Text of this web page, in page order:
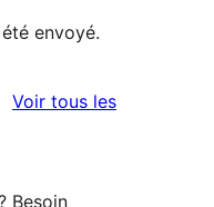
envoyé.
Voir tous lesavis
Besoin